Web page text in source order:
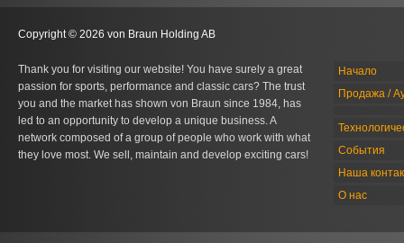
Copyright © 2026 von Braun Holding AB
Thank you for visiting our website! You have surely a great
passion for sports, performance and classic cars? The trust
you and the market has shown von Braun since 1984, has
led to an opportunity to develop a unique business. A
network composed of a group of people who work with what
they love most. We sell, maintain and develop exciting cars!
Начало
Продажа /
События
Наша
О нас